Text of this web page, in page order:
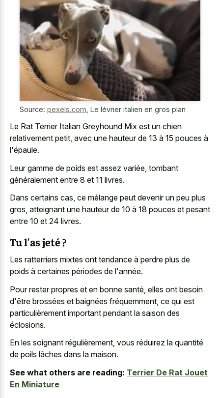
Source: pexels.com Le lévrier italien en gros plan
Le Rat Terrier Italian Greyhound Mix est un chien
relativement petit, avec une hauteur de 13 à 15 pouces à
l'épaule.
Leur gamme de poids est assez variée, tombant
généralement entre 8 et 11 livres.
Dans certains cas, ce mélange peut devenir un peu plus
gros, atteignant une hauteur de 10 à 18 pouces et pesant
entre 10 et 24 livres.
Tu l'as jeté ?
Les ratterriers mixtes ont tendance à perdre plus de
poids à certaines périodes de l'année.
Pour rester propres et en bonne santé, elles ont besoin
d'être brossées et baignées fréquemment, ce qui est
particulièrement important pendant la saison des
éclosions.
En les soignant régulièrement, vous réduirez la quantité
de poils lâches dans la maison.
See what others are reading: Terrier De Rat Jouet
En Miniature